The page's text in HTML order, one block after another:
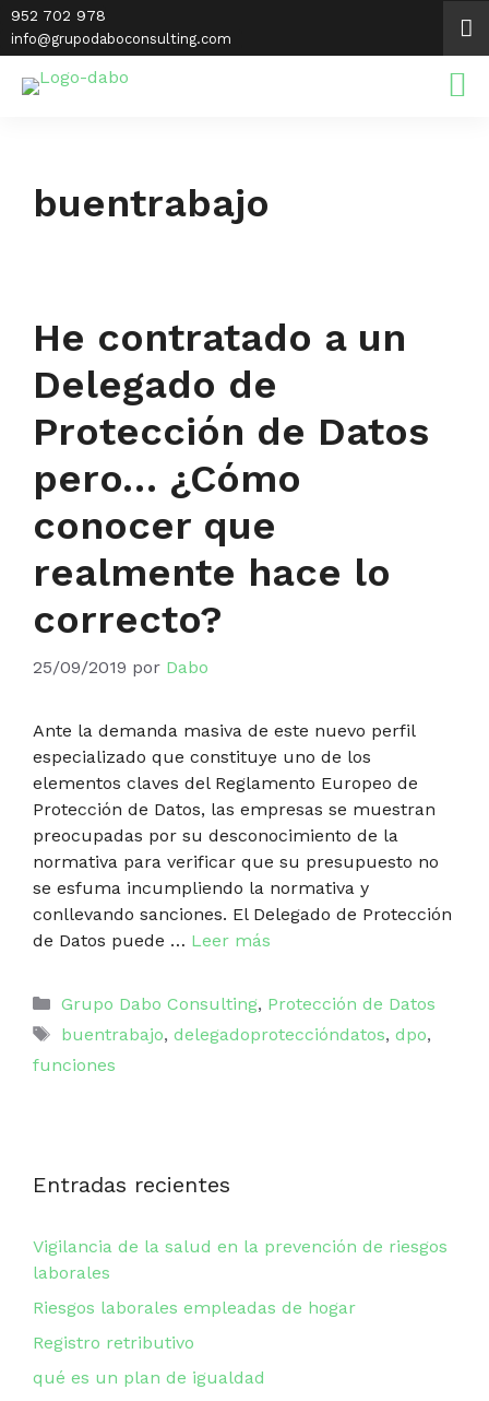
Saltar
al
952 702 978
info@grupodaboconsulting.com
buentrabajo
He contratado a un
Delegado de
Protección de Datos
pero… ¿Cómo
conocer que
realmente hace lo
correcto?
25/09/2019 por Dabo
Ante la demanda masiva de este nuevo perfil
especializado que constituye uno de los
elementos claves del Reglamento Europeo de
Protección de Datos, las empresas se muestran
preocupadas por su desconocimiento de la
normativa para verificar que su presupuesto no
se esfuma incumpliendo la normativa y
conllevando sanciones. El Delegado de Protección
de Datos puede … Leer más
Categorías
Grupo Dabo Consulting, Protección de Datos
Etiquetas
buentrabajo, delegadoproteccióndatos, dpo,
funciones
Entradas recientes
Vigilancia de la salud en la prevención de riesgos
laborales
Riesgos laborales empleadas de hogar
Registro retributivo
qué es un plan de igualdad